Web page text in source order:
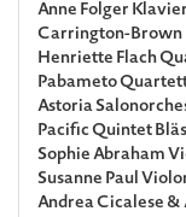
Anne Folger
Carrington-Brown
Henriette Flach
Pabameto
Astoria
Pacific Quintet
Sophie Abraham
Susanne Paul
Andrea Cicalese